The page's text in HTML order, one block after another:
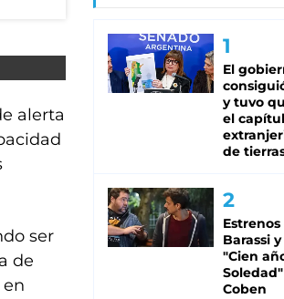
alerta
ser
de
El
y tuvo
el
de
Estrenos
Barassi
"Cien
Coben